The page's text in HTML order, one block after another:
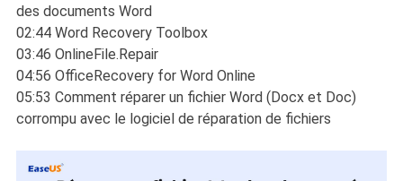
des documents Word
02:44 Word Recovery Toolbox
03:46 OnlineFile.Repair
04:56 OfficeRecovery for Word Online
05:53 Comment réparer un fichier Word (Docx et Doc)
corrompu avec le logiciel de réparation de fichiers